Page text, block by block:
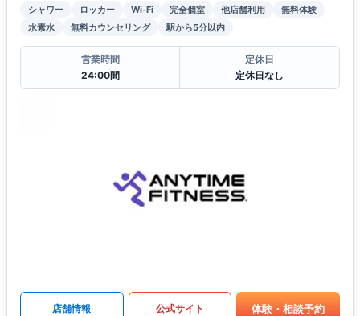
シャワー ロッカー Wi-Fi 完全個室 他店舗利用
無料体験
水素水
無料カウンセリング 駅から5分以内
営業時間
24:00間
定休日
定休日なし
店舗情報 公式サイト 体験・相談予約